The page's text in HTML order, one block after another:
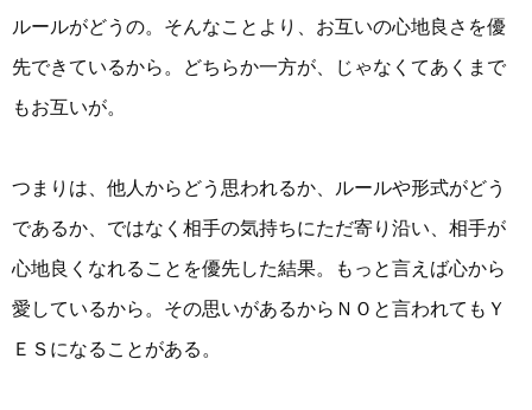
ルールがどうの。そんなことより、お互いの心地良さを優
先できているから。どちらか一方が、じゃなくてあくまで
もお互いが。
つまりは、他人からどう思われるか、ルールや形式がどう
であるか、ではなく相手の気持ちにただ寄り沿い、相手が
心地良くなれることを優先した結果。もっと言えば心から
愛しているから。その思いがあるからＮＯと言われてもＹ
ＥＳになることがある。